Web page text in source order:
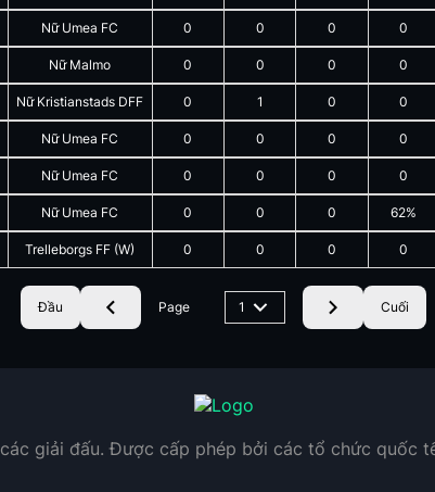
Nữ Umea FC 0 0 0 0
Nữ Malmo 0 0 0 0
Nữ Kristianstads DFF 0 1 0 0
Nữ Umea FC 0 0 0 0
Nữ Umea FC 0 0 0 0
Nữ Umea FC 0 0 0 62%
Trelleborgs FF (W) 0 0 0 0
Đầu Page 1 Cuối
các giải đấu. Được cấp phép bởi các tổ chức quốc